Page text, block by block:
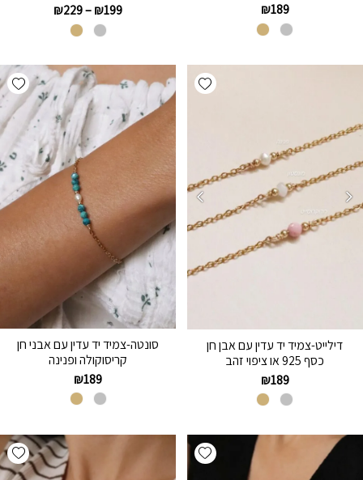
₪189
₪199
–
₪229
Add wishlist
דילייט-צמיד יד עדין עם אבן חן
כסף 925 או ציפוי זהב
₪189
סונטה-צמיד יד עדין עם אבני חן
קריסוקולה ופנינה
₪189
Add wishlist